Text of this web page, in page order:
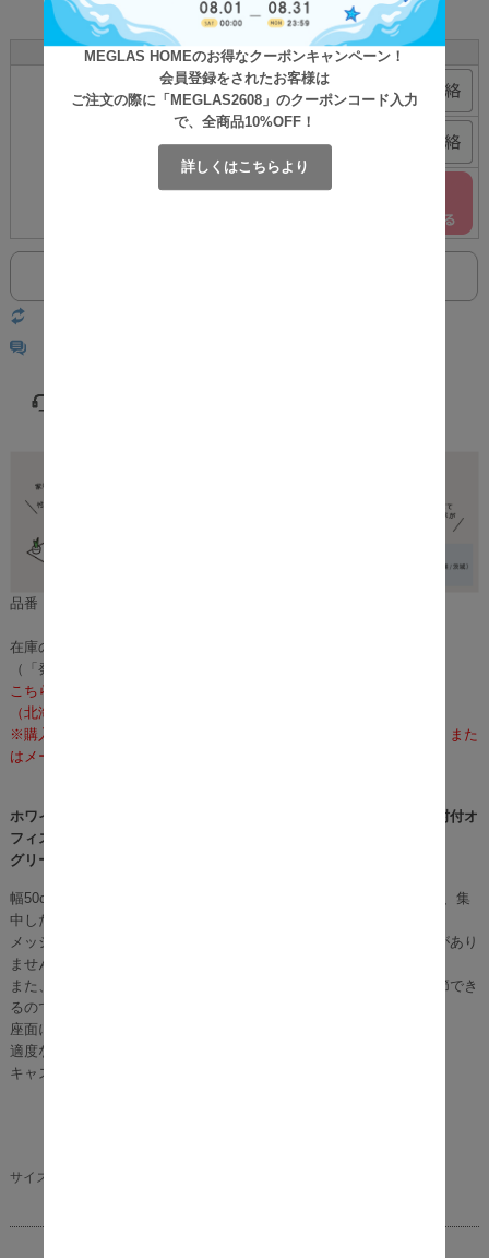
MEGLAS HOMEのお得なクーポンキャンペーン！
会員登録をされたお客様は
ご注文の際に「MEGLAS2608」のクーポンコード入力
で、全商品10%OFF！
詳しくはこちらより
サイズ カラー 在庫
ベージュ
ブラック ×
品番：m10320
在庫のある場合は、2～4営業日で発送いたします。
（「発送」であり「お届け」ではございませんのでご注意ください）
こちらの商品の配送料は無料となります。
（北海道・沖縄・離島への配送は、送料別途お見積りとなります）
※購入前に事前確認も可能となりますので、お電話（075-366-3835）また
はメールにて、お気軽にお問合せくださいませ。
ホワイトを基調としたフレームが洗練された印象を醸し出す回転式肘付オ
フィスチェアーBorfe（ボルフェ）。
グリーン、ベージュ、ブラックの選べる3色展開。
幅50cmの背もたれ部分が背中をしっかりと包むので、重心が安定し、集
中したデスクワーク環境に。
メッシュ構造となっておりますので、長時間の使用にもムれることがあり
ません。
また、座面右側下部に昇降レバーがあり、お好きな高さに座面を調節でき
るので、デスクワークにぴったり。
座面には、クッション材として評価が高いポリプロピレンを採用。
適度な固さがあり、長時間座っていても疲れにくいのが特徴です。
キャスター付きで移動も楽々ですよ♪
サイズ